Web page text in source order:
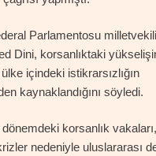
Parlamentosu milletvekili
Dini, korsanlıktaki
içindeki istikrarsızlığın
kaynaklandığını söyledi.
korsanlık vakaları,
nedeniyle uluslararası